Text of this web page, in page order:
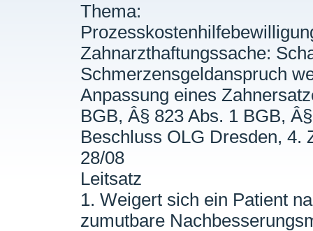
Thema:
Zahnarzthaftungssache:
Schmerzensgeldanspruch
Anpassung eines
BGB, Â§ 823 Abs. 1 BGB,
Beschluss OLG Dresden, 4.
28/08
Leitsatz
1. Weigert sich ein Patient
zumutbare